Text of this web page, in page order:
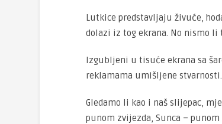
Lutkice predstavljaju živuće,
dolazi iz tog ekrana. No nismo li
Izgubljeni u tisuće ekrana sa
reklamama umišljene stvarnosti.
Gledamo li kao i naš slijepac,
punom zvijezda, Sunca –